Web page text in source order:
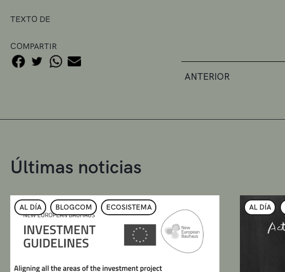
TEXTO DE
COMPARTIR
ANTERIOR
Últimas noticias
AL DÍA BLOGCOM ECOSISTEMA AL DÍA